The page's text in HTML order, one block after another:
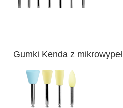
Gumki Kenda z